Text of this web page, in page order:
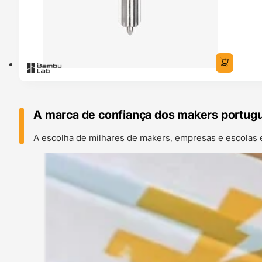
A marca de confiança dos makers
A escolha de milhares de makers, empresas e escolas